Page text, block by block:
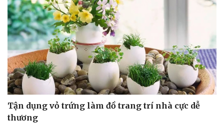
Tận dụng vỏ trứng làm đồ trang trí nhà cực dễ
thương